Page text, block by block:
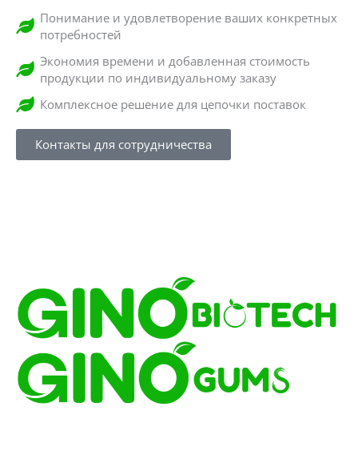
Понимание и удовлетворение ваших конкретных
потребностей
Экономия времени и добавленная стоимость
продукции по индивидуальному заказу
Комплексное решение для цепочки поставок
Контакты для сотрудничества